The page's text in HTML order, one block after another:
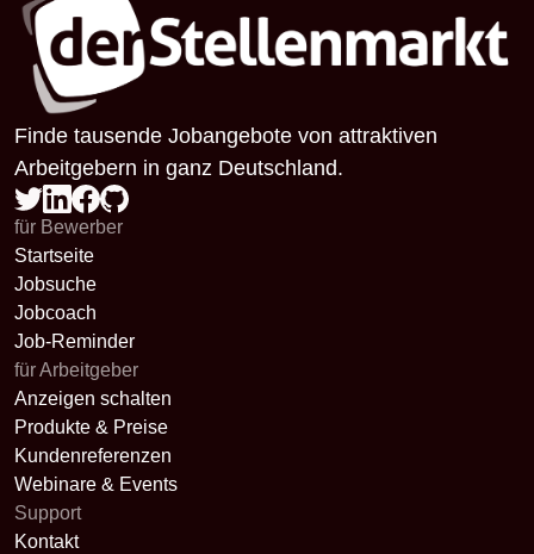
Finde tausende Jobangebote von attraktiven
Arbeitgebern in ganz Deutschland.
für Bewerber
Startseite
Jobsuche
Jobcoach
Job-Reminder
für Arbeitgeber
Anzeigen schalten
Produkte & Preise
Kundenreferenzen
Webinare & Events
Support
Kontakt